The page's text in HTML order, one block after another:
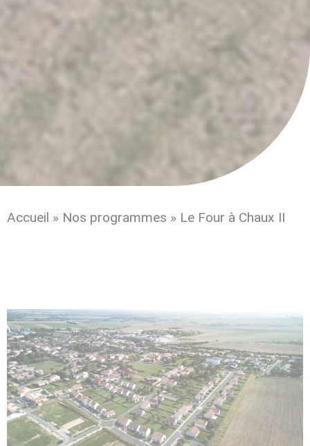
Accueil » Nos programmes » Le Four à Chaux II